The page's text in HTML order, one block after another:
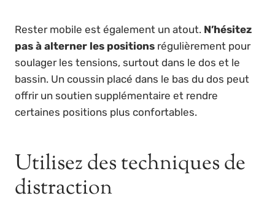
Rester mobile est également un atout. N’hésitez
pas à alterner les positions régulièrement pour
soulager les tensions, surtout dans le dos et le
bassin. Un coussin placé dans le bas du dos peut
offrir un soutien supplémentaire et rendre
certaines positions plus confortables.
Utilisez des techniques de
distraction